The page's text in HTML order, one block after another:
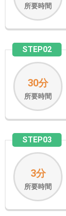
所要時間
STEP02
30分
所要時間
STEP03
3分
所要時間